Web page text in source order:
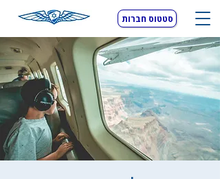
סטטוס חברות